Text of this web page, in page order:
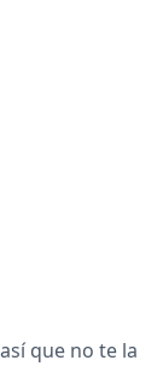
que no te la